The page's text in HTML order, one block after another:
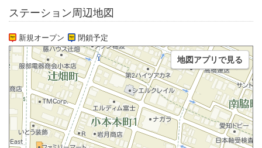
ステーション周辺地図
新規オープン 閉鎖予定
地図アプリで見る